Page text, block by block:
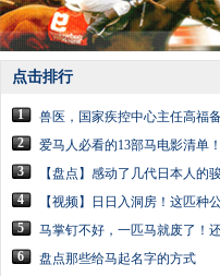
点击排行
1
兽医，国家疾控中心主任高福
2
爱马人必看的13部马电影清单
3
【盘点】感动了几代日本人的
4
【视频】日日入洞房！这匹种
5
马掌钉不好，一匹马就废了！
6
盘点那些给马起名字的方式